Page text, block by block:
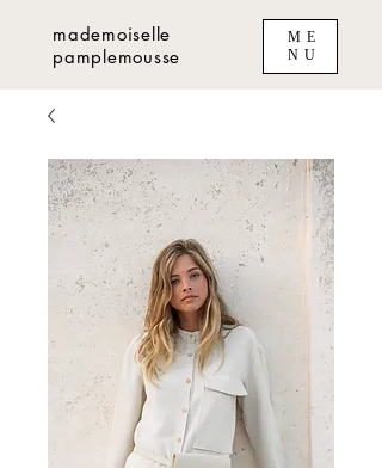
mademoiselle
pamplemousse
ME
NU